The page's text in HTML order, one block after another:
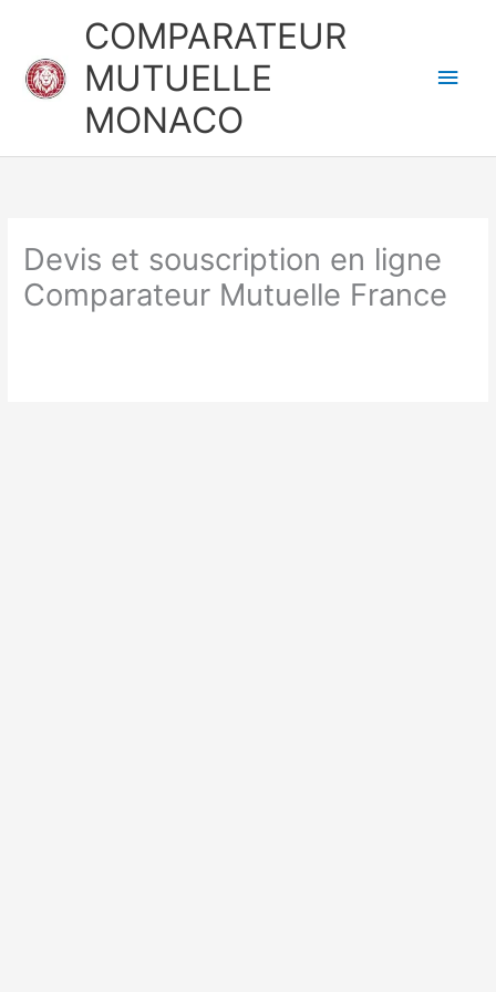
contenu
COMPARATEUR
MUTUELLE
MONACO
Devis et souscription en ligne
Comparateur Mutuelle France